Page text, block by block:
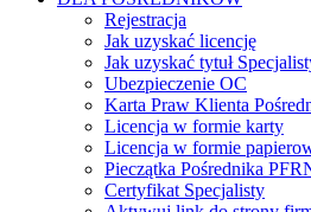
Rejestracja
Jak uzyskać licencję
Jak uzyskać tytuł
Ubezpieczenie OC
Karta Praw Klienta
Licencja w formie karty
Licencja w formie
Pieczątka Pośrednika
Certyfikat Specjalisty